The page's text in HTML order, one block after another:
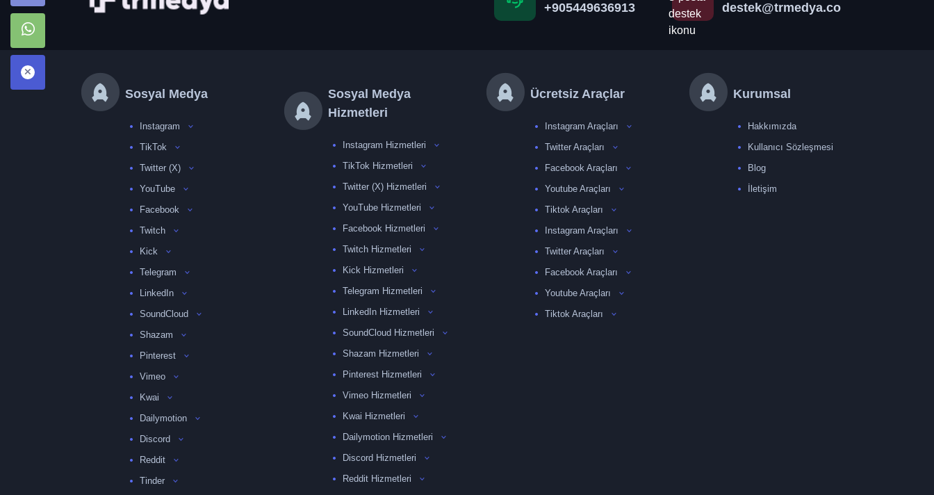
+905449636913
destek@trmedya.co
Sosyal Medya
Instagram
TikTok
Twitter (X)
YouTube
Facebook
Twitch
Kick
Telegram
LinkedIn
SoundCloud
Shazam
Pinterest
Vimeo
Kwai
Dailymotion
Discord
Reddit
Tinder
Sosyal Medya
Hizmetleri
Instagram Hizmetleri
TikTok Hizmetleri
Twitter (X) Hizmetleri
YouTube Hizmetleri
Facebook Hizmetleri
Twitch Hizmetleri
Kick Hizmetleri
Telegram Hizmetleri
LinkedIn Hizmetleri
SoundCloud Hizmetleri
Shazam Hizmetleri
Pinterest Hizmetleri
Vimeo Hizmetleri
Kwai Hizmetleri
Dailymotion Hizmetleri
Discord Hizmetleri
Reddit Hizmetleri
Ücretsiz Araçlar
Instagram Araçları
Twitter Araçları
Facebook Araçları
Youtube Araçları
Tiktok Araçları
Instagram Araçları
Twitter Araçları
Facebook Araçları
Youtube Araçları
Tiktok Araçları
Kurumsal
Hakkımızda
Kullanıcı Sözleşmesi
Blog
İletişim